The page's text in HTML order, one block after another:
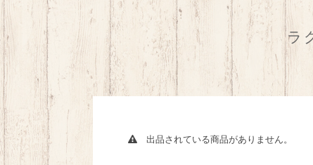
ラ
出品されている商品がありません。